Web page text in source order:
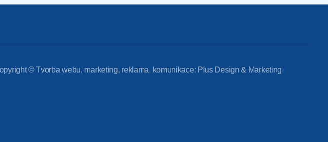
© Tvorba webu, marketing, reklama, komunikace: Plus Design & Marketing